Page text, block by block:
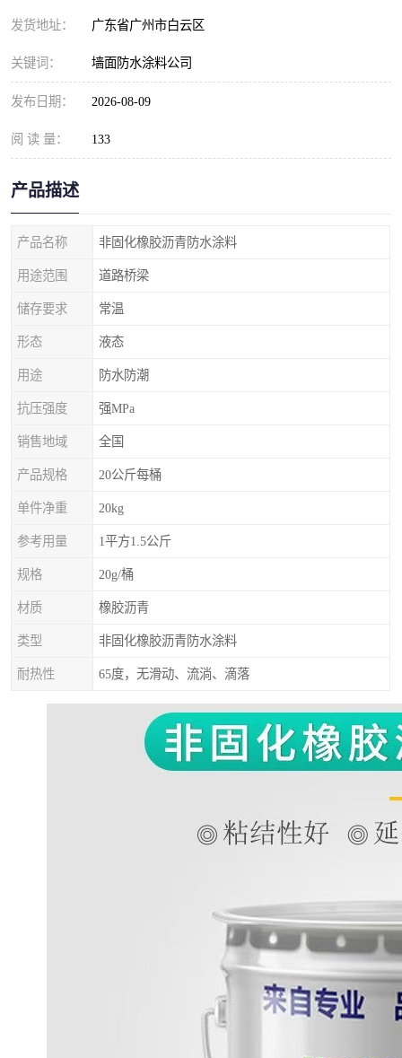
发货地址： 广东省广州市白云区
关键词： 墙面防水涂料公司
发布日期： 2026-08-09
阅 读 量： 133
产品描述
产品名称 非固化橡胶沥青防水涂料
用途范围 道路桥梁
储存要求 常温
形态 液态
用途 防水防潮
抗压强度 强MPa
销售地域 全国
产品规格 20公斤每桶
单件净重 20kg
参考用量 1平方1.5公斤
规格 20g/桶
材质 橡胶沥青
类型 非固化橡胶沥青防水涂料
耐热性 65度，无滑动、流淌、滴落